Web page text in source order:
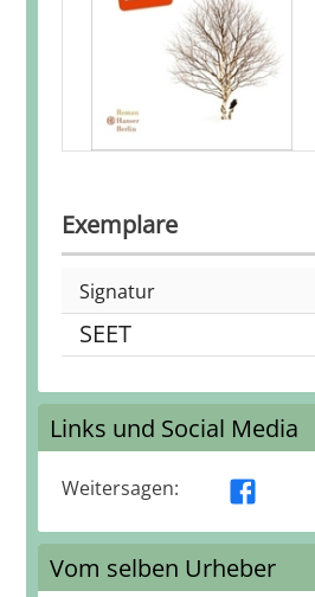
Exemplare
Signatur
SEET
Links und Social Media
Weitersagen:
Vom selben Urheber